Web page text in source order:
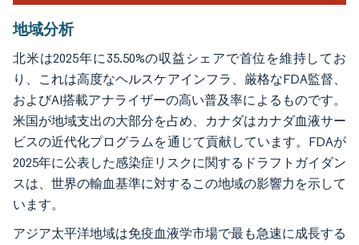
地域分析
北米は2025年に35.50%の収益シェアで首位を維持してお
り、これは高度なヘルスケアインフラ、厳格なFDA監督、
およびAI搭載アナライザーの高い普及率によるものです。
米国が地域支出の大部分を占め、カナダはカナダ血液サー
ビスの近代化プログラムを通じて貢献しています。FDAが
2025年に公表した感染症リスクに関するドラフトガイダン
スは、世界の輸血基準に対するこの地域の影響力を示して
います。
アジア太平洋地域は免疫血液学市場で最も急速に成長する